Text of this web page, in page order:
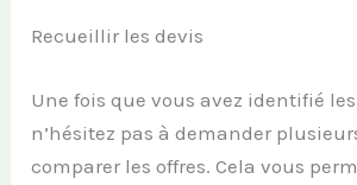
Recueillir les devis
Une fois que vous avez identifié
n’hésitez pas à demander
comparer les offres. Cela vous